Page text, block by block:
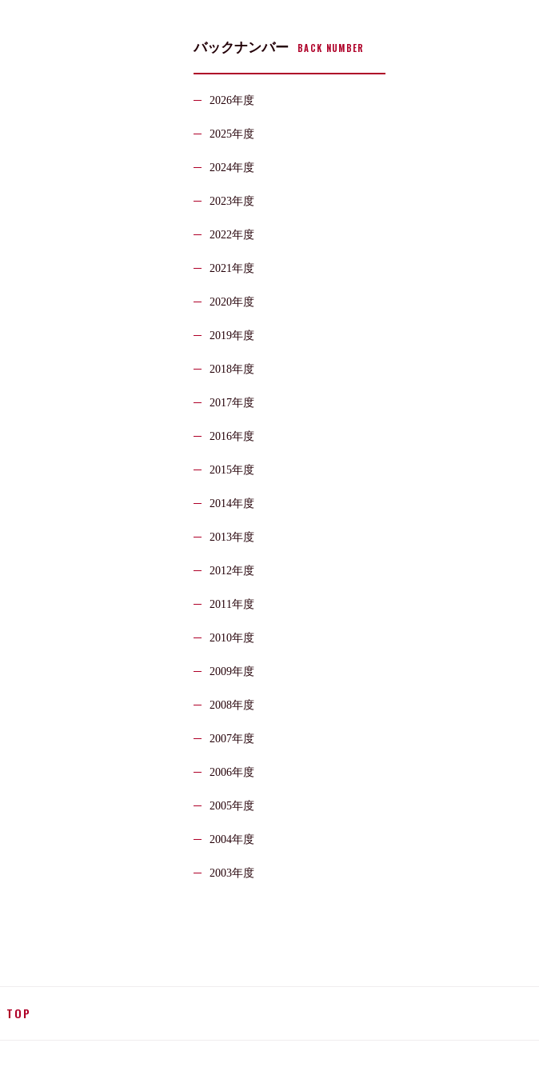
バックナンバー BACK NUMBER
2026年度
2025年度
2024年度
2023年度
2022年度
2021年度
2020年度
2019年度
2018年度
2017年度
2016年度
2015年度
2014年度
2013年度
2012年度
2011年度
2010年度
2009年度
2008年度
2007年度
2006年度
2005年度
2004年度
2003年度
TOP